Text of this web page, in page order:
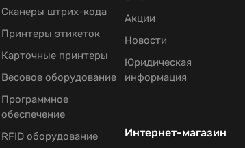
Сканеры штрих-кода
Принтеры этикеток
Карточные принтеры
Весовое оборудование
Программное
обеспечение
RFID оборудование
Акции
Новости
Юридическая
информация
Интернет-магазин